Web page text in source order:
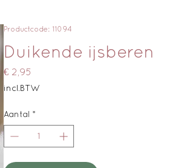
Productcode: 11094
Duikende ijsberen
€ 2,95
incl.BTW
Aantal *